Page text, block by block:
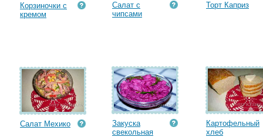
Корзиночки с
кремом
Салат с
чипсами
Торт Каприз
Салат Мехико
Закуска
свекольная
Картофельный
хлеб